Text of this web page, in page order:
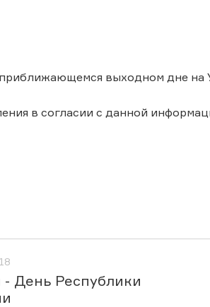
выходном дне на
в согласии с данной
- День Республики